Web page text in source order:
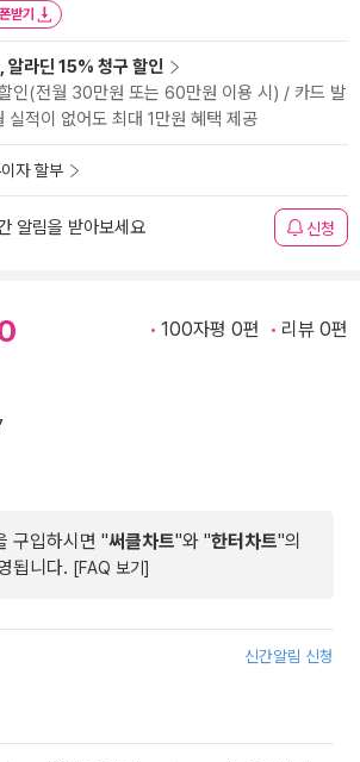
받기
알라딘 15% 청구 할인
인(전월 30만원 또는 60만원 이용 시) / 카드 발
실적이 없어도 최대 1만원 혜택 제공
자 할부
알림을 받아보세요 신청
100자평 0편 리뷰 0편
구입하시면 "써클차트"와 "한터차트"의
됩니다. [FAQ 보기]
신간알림 신청